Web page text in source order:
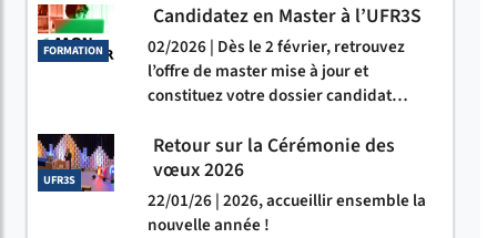
FORMATION
Candidatez en Master à l’UFR3S
02/2026 | Dès le 2 février, retrouvez
l’offre de master mise à jour et
constituez votre dossier candidat…
UFR3S
Retour sur la Cérémonie des
vœux 2026
22/01/26 | 2026, accueillir ensemble la
nouvelle année !